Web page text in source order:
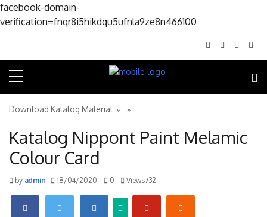
facebook-domain-
verification=fnqr8i5hikdqu5ufnla9ze8n466100
Download Katalog Material » »
Katalog Nippont Paint Melamic
Colour Card
byadmin 18/04/2020 0 Views732